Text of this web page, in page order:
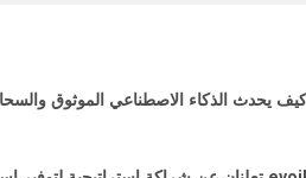
يحدث الذكاء الاصطناعي الموثوق